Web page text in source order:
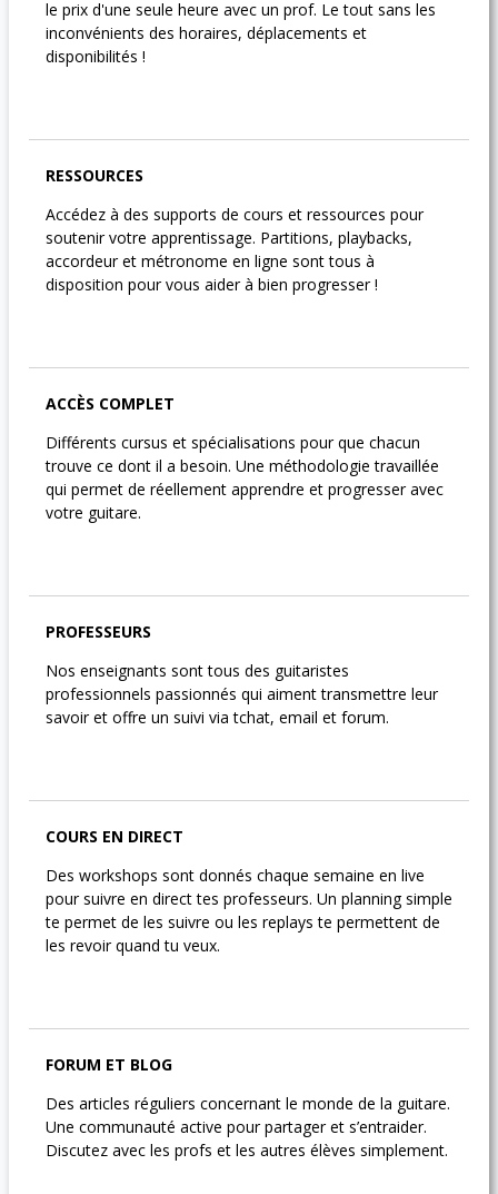
le prix d'une seule heure avec un prof. Le tout sans les
inconvénients des horaires, déplacements et
disponibilités !
RESSOURCES
Accédez à des supports de cours et ressources pour
soutenir votre apprentissage. Partitions, playbacks,
accordeur et métronome en ligne sont tous à
disposition pour vous aider à bien progresser !
ACCÈS COMPLET
Différents cursus et spécialisations pour que chacun
trouve ce dont il a besoin. Une méthodologie travaillée
qui permet de réellement apprendre et progresser avec
votre guitare.
PROFESSEURS
Nos enseignants sont tous des guitaristes
professionnels passionnés qui aiment transmettre leur
savoir et offre un suivi via tchat, email et forum.
COURS EN DIRECT
Des workshops sont donnés chaque semaine en live
pour suivre en direct tes professeurs. Un planning simple
te permet de les suivre ou les replays te permettent de
les revoir quand tu veux.
FORUM ET BLOG
Des articles réguliers concernant le monde de la guitare.
Une communauté active pour partager et s’entraider.
Discutez avec les profs et les autres élèves simplement.